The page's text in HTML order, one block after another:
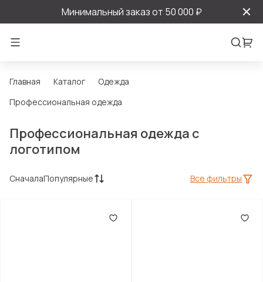
Минимальный заказ от 50 000 ₽
Главная Каталог
Одежда
Профессиональная одежда
Профессиональная одежда с
логотипом
СначалаПопулярные Все фильтры